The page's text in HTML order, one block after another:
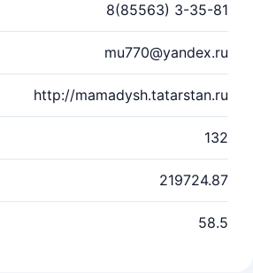
8(85563) 3-35-81
mu770@yandex.ru
http://mamadysh.tatarstan.ru
132
219724.87
58.5